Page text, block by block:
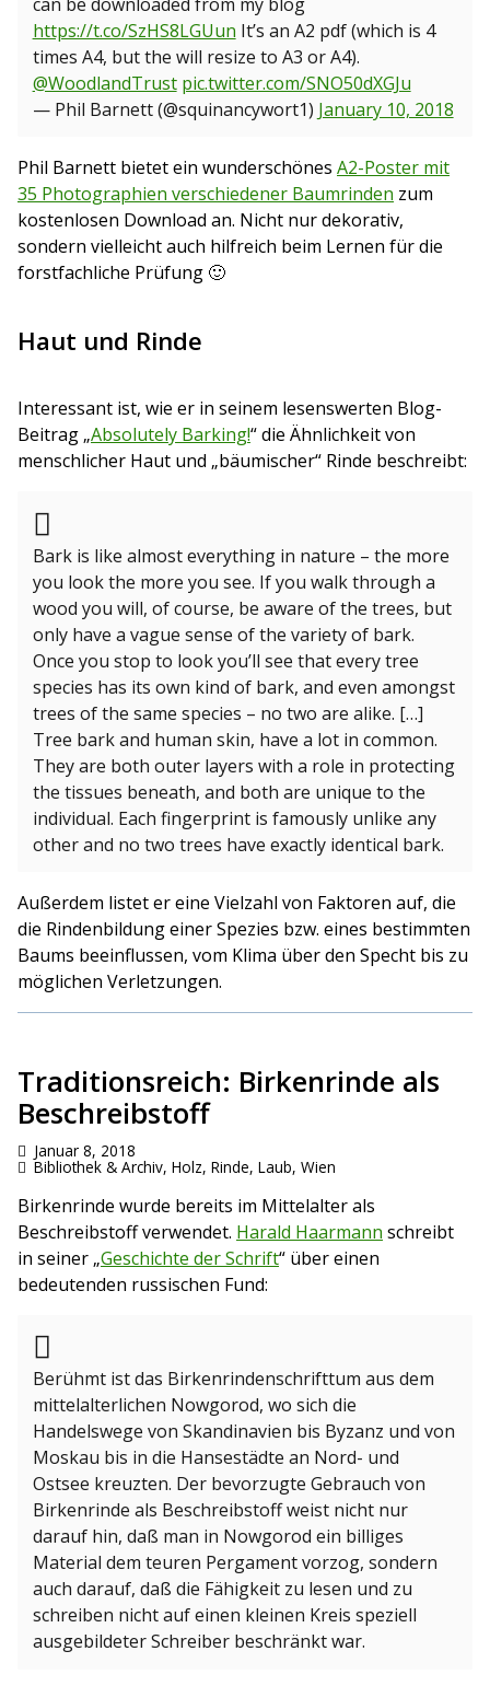
https://t.co/SzHS8LGUun It’s an A2 pdf (which is 4
times A4, but the will resize to A3 or A4).
@WoodlandTrust pic.twitter.com/SNO50dXGJu
— Phil Barnett (@squinancywort1) January 10, 2018
Phil Barnett bietet ein wunderschönes A2-Poster mit
35 Photographien verschiedener Baumrinden zum
kostenlosen Download an. Nicht nur dekorativ,
sondern vielleicht auch hilfreich beim Lernen für die
forstfachliche Prüfung 🙂
Haut und Rinde
Interessant ist, wie er in seinem lesenswerten Blog-
Beitrag „Absolutely Barking!“ die Ähnlichkeit von
menschlicher Haut und „bäumischer“ Rinde beschreibt:
Bark is like almost everything in nature – the more
you look the more you see. If you walk through a
wood you will, of course, be aware of the trees, but
only have a vague sense of the variety of bark.
Once you stop to look you’ll see that every tree
species has its own kind of bark, and even amongst
trees of the same species – no two are alike. […]
Tree bark and human skin, have a lot in common.
They are both outer layers with a role in protecting
the tissues beneath, and both are unique to the
individual. Each fingerprint is famously unlike any
other and no two trees have exactly identical bark.
Außerdem listet er eine Vielzahl von Faktoren auf, die
die Rindenbildung einer Spezies bzw. eines bestimmten
Baums beeinflussen, vom Klima über den Specht bis zu
möglichen Verletzungen.
Traditionsreich: Birkenrinde als
Beschreibstoff
Januar 8, 2018
Bibliothek & Archiv, Holz, Rinde, Laub, Wien
Birkenrinde wurde bereits im Mittelalter als
Beschreibstoff verwendet. Harald Haarmann schreibt
in seiner „Geschichte der Schrift“ über einen
bedeutenden russischen Fund:
Berühmt ist das Birkenrindenschrifttum aus dem
mittelalterlichen Nowgorod, wo sich die
Handelswege von Skandinavien bis Byzanz und von
Moskau bis in die Hansestädte an Nord- und
Ostsee kreuzten. Der bevorzugte Gebrauch von
Birkenrinde als Beschreibstoff weist nicht nur
darauf hin, daß man in Nowgorod ein billiges
Material dem teuren Pergament vorzog, sondern
auch darauf, daß die Fähigkeit zu lesen und zu
schreiben nicht auf einen kleinen Kreis speziell
ausgebildeter Schreiber beschränkt war.